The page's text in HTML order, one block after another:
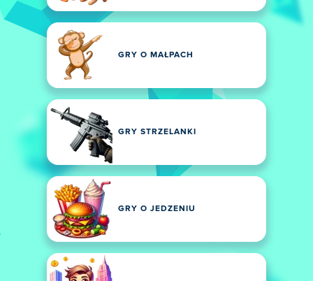
GRY O MAŁPACH
GRY STRZELANKI
GRY O JEDZENIU